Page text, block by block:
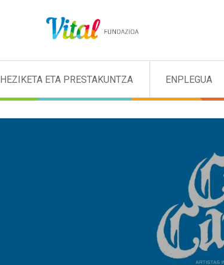
HEZIKETA ETA PRESTAKUNTZA ENPLEGUA